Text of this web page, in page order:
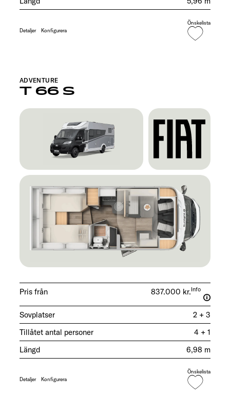
Detaljer Konfigurera
Önskelista
T 66 S
ADVENTURE
Pris från 837.000 kr.Info
Sovplatser
2 + 3
Tillåtet antal personer
4 + 1
Längd
6,98 m
Detaljer Konfigurera
Önskelista